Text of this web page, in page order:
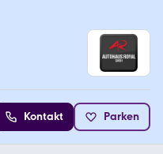
Kontakt Parken